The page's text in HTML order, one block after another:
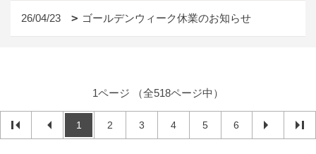
26/04/23 ゴールデンウィーク休業のお知らせ
1ページ （全518ページ中）
1 2 3 4 5 6